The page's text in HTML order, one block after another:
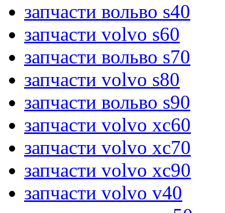
запчасти вольво s40
запчасти volvo s60
запчасти вольво s70
запчасти volvo s80
запчасти вольво s90
запчасти volvo xc60
запчасти volvo xc70
запчасти volvo xc90
запчасти volvo v40